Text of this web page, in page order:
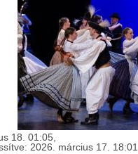
18. 01:05,
2026. március 17. 18:01